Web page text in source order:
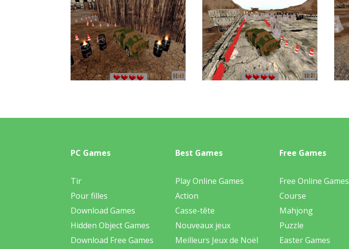
PC Games
Tir
Pour filles
Download Games
Hidden Object Games
Download Free Games
Best Games
Play Online Games
Action
Casse-tête
Nouveaux jeux
Meilleurs Jeux de Noël
Free Games
Free Online Games
Course
Mahjong
Puzzle
Easter Games